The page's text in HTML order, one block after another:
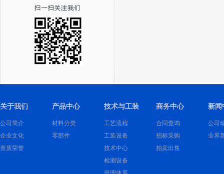
关于我们
公司简介
企业文化
资质荣誉
产品中心
材料分类
零部件
技术与工装
工艺流程
工装设备
技术中心
检测设备
商务中心
合同查询
招标采购
拍卖出售
新闻
公司
业界